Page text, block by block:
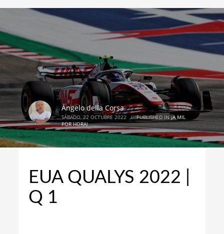
Ángelo della Corsa
SÁBADO, 22 OCTUBRE 2022 / PUBLISHED IN¡A MIL
POR HORA!
EUA QUALYS 2022 |
Q 1